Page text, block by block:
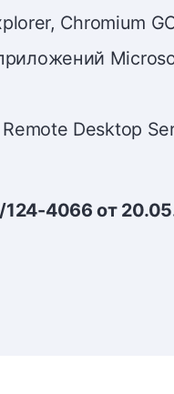
Chromium
Desktop
4066 от